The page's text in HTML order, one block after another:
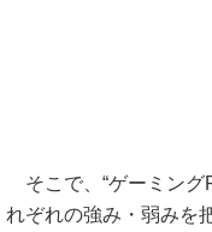
そこで、“ゲーミング
れぞれの強み・弱みを